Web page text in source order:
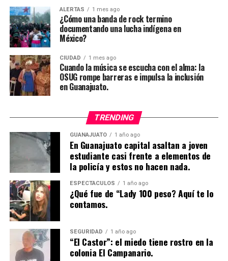
ALERTAS 1 mes ago
¿Cómo una banda de rock termino
documentando una lucha indígena en
México?
CIUDAD 1 mes ago
Cuando la música se escucha con el alma: la
OSUG rompe barreras e impulsa la inclusión
en Guanajuato.
TRENDING
GUANAJUATO 1 año ago
En Guanajuato capital asaltan a joven
estudiante casi frente a elementos de
la policía y estos no hacen nada.
ESPECTÁCULOS 1 año ago
¿Qué fue de “Lady 100 peso? Aquí te lo
contamos.
SEGURIDAD 1 año ago
“El Castor”: el miedo tiene rostro en la
colonia El Campanario.